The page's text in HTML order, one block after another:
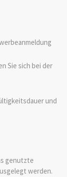
Sie sich bei der
und
genutzte
werden.